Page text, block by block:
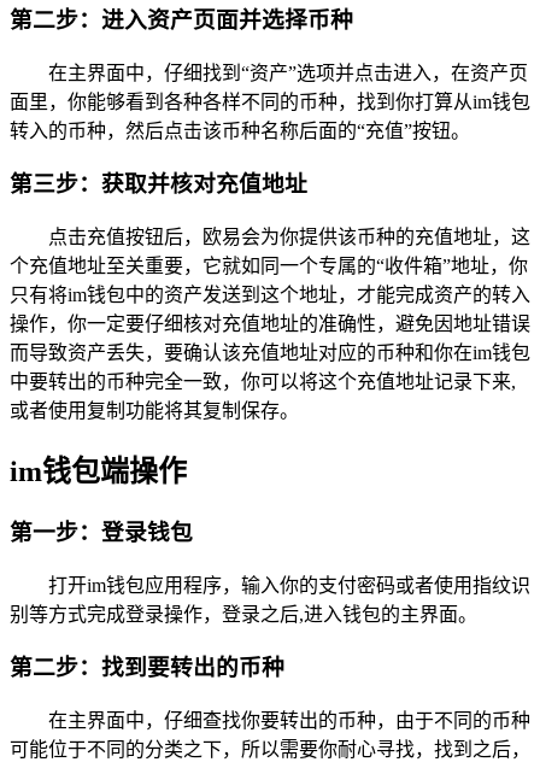
第二步：进入资产页面并选择币种
在主界面中，仔细找到“资产”选项并点击进入，在资产页
面里，你能够看到各种各样不同的币种，找到你打算从im钱包
转入的币种，然后点击该币种名称后面的“充值”按钮。
第三步：获取并核对充值地址
点击充值按钮后，欧易会为你提供该币种的充值地址，这
个充值地址至关重要，它就如同一个专属的“收件箱”地址，你
只有将im钱包中的资产发送到这个地址，才能完成资产的转入
操作，你一定要仔细核对充值地址的准确性，避免因地址错误
而导致资产丢失，要确认该充值地址对应的币种和你在im钱包
中要转出的币种完全一致，你可以将这个充值地址记录下来,
或者使用复制功能将其复制保存。
im钱包端操作
第一步：登录钱包
打开im钱包应用程序，输入你的支付密码或者使用指纹识
别等方式完成登录操作，登录之后,进入钱包的主界面。
第二步：找到要转出的币种
在主界面中，仔细查找你要转出的币种，由于不同的币种
可能位于不同的分类之下，所以需要你耐心寻找，找到之后，